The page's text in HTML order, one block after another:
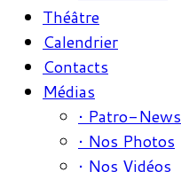
Théâtre
Calendrier
Contacts
Médias
• Patro-News
• Nos Photos
• Nos Vidéos